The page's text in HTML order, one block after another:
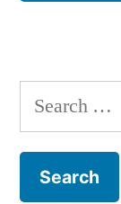
Search
for: